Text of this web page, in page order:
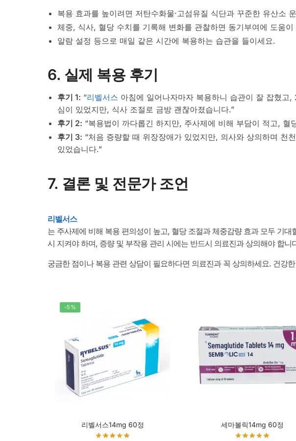
복용 효과를 높이려면 저탄수화물·고섬유질 식단과 꾸준한 유산소
체중, 식사, 혈당 수치를 기록해 변화를 관찰하면 동기부여에 도움이
알람 설정 등으로 매일 같은 시간에 복용하는 습관을 들이세요.
6. 실제 복용 후기
후기 1: “리벨서스 아침에 일어나자마자 복용하니 습관이 잘 잡혔
심이 있었지만, 식사 조절로 금방 괜찮아졌습니다.”
후기 2: “복용법이 까다롭긴 하지만, 주사제에 비해 부담이 적고,
후기 3: “처음 증량할 때 위장장애가 있었지만, 의사와 상의하며 천
있었습니다.”
7. 결론 및 전문가 조언
리벨서스
는 주사제에 비해 복용 편의성이 높고, 혈당 조절과 체중감량 효과 모두 기대
시 지켜야 하며, 증량 및 부작용 관리 시에는 반드시 의료진과 상의해야 합니
궁금한 점이나 복용 관련 상담이 필요하다면 의료진과 꼭 상의하세요. 건강
-5%
리벨서스14mg 60정 세마볼릭14mg 60정